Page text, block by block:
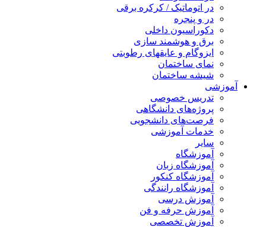
در اتوماتیک / کرکره برقی
در و پنجره
دکوراسیون داخلی
برق و هوشمند سازی
ایزوگام و عایقهای رطوبتی
نمای ساختمان
شیشه ساختمان
آموزشی
تدریس خصوصی
پروژه‌های دانشگاهی
فرصت‌های دانشجویی
خدمات آموزشی
سایر
آموزشگاه
آموزشگاه زبان
آموزشگاه کنکور
آموزشگاه رانندگی
آموزش درسی
آموزش حرفه و فن
آموزش تخصصی